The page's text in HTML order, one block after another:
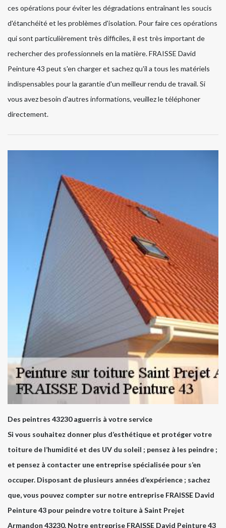
ces opérations pour éviter les dégradations entraînant les soucis
d'étanchéité et les problèmes d'isolation. Pour faire ces opérations
qui sont particulièrement très difficiles, il est très important de
rechercher des professionnels en la matière. FRAISSE David
Peinture 43 peut s'en charger et sachez qu'il a tous les matériels
indispensables pour la garantie d'un meilleur rendu de travail. Si
vous avez besoin d'autres informations, veuillez le téléphoner
directement.
Des peintres 43230 aguerris à votre service
Si vous souhaitez donner plus d’esthétique et protéger votre
toiture de l’humidité et des UV du soleil ; pensez à les peindre ;
et pensez à contacter une entreprise spécialisée pour s’en
occuper. Disposant de plusieurs années d’expérience ; sachez
que, vous pouvez compter sur notre entreprise FRAISSE David
Peinture 43 pour peindre votre toiture à Saint Prejet
Armandon 43230. Notre entreprise FRAISSE David Peinture 43